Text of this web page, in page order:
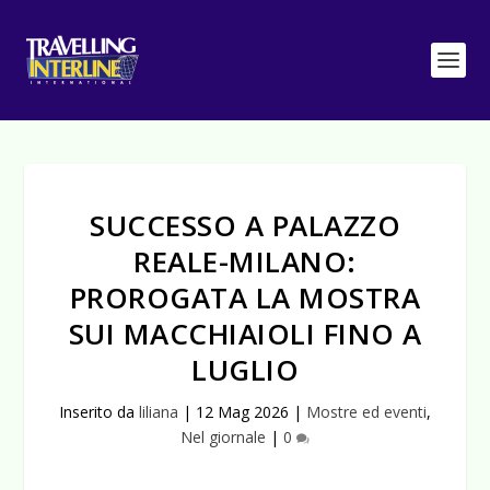
SUCCESSO A PALAZZO
REALE-MILANO:
PROROGATA LA MOSTRA
SUI MACCHIAIOLI FINO A
LUGLIO
Inserito da liliana | 12 Mag 2026 | Mostre ed eventi,
Nel giornale | 0